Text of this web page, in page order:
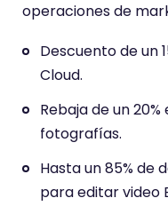
operaciones de
Descuento de un
Cloud.
Rebaja de un
fotografías.
Hasta un 85% de
para editar video